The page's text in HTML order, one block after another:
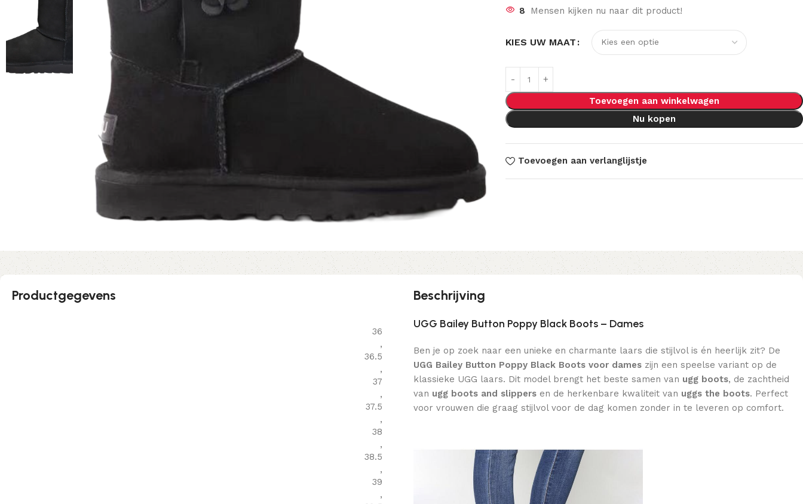
8 Mensen kijken nu naar dit product!
KIES UW MAAT
Toevoegen aan winkelwagen
Nu kopen
Toevoegen aan verlanglijstje
Productgegevens
36
,
36.5
,
37
,
37.5
,
38
,
38.5
,
39
,
Beschrijving
UGG Bailey Button Poppy Black Boots – Dames
Ben je op zoek naar een unieke en charmante laars die stijlvol is én heerlijk zit? De
UGG Bailey Button Poppy Black Boots voor dames zijn een speelse variant op de
klassieke UGG laars. Dit model brengt het beste samen van ugg boots, de zachtheid
van ugg boots and slippers en de herkenbare kwaliteit van uggs the boots. Perfect
voor vrouwen die graag stijlvol voor de dag komen zonder in te leveren op comfort.